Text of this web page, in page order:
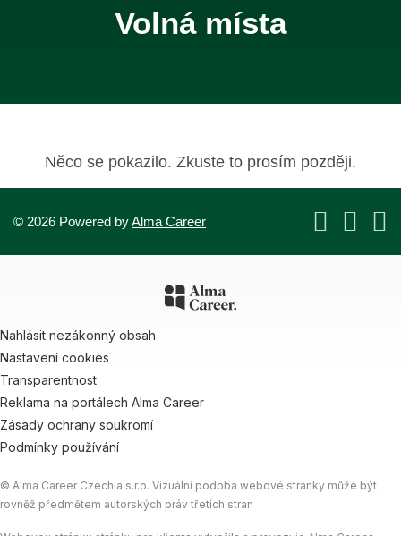
Volná místa
Něco se pokazilo. Zkuste to prosím později.
© 2026 Powered byAlma Career
Nahlásit nezákonný obsah
Nastavení cookies
Transparentnost
Reklama na portálech Alma Career
Zásady ochrany soukromí
Podmínky používání
© Alma Career Czechia s.r.o. Vizuální podoba webové stránky může být
rovněž předmětem autorských práv třetích stran